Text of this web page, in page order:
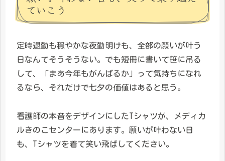
ていこう
定時退勤も穏やかな夜勤明けも、全部の願いが叶う
日なんてそうそうない。でも短冊に書いて笹に吊る
して、「まあ今年もがんばるか」って気持ちになれ
るなら、それだけで七夕の価値はあると思う。
看護師の本音をデザインにしたTシャツが、メディカ
ルきのこセンターにあります。願いが叶わない日
も、Tシャツを着て笑い飛ばしてください。